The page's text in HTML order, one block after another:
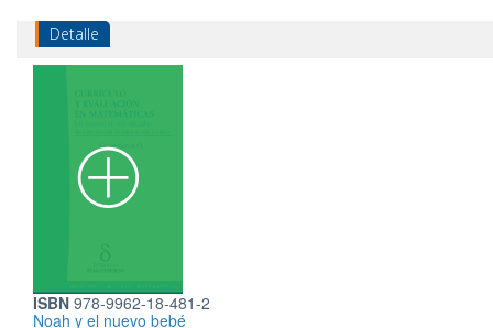
Detalle
ISBN 978-9962-18-481-2
Noah y el nuevo bebé